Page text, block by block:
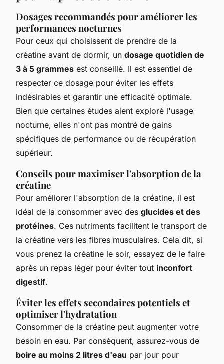
Dosages recommandés pour améliorer les
performances nocturnes
Pour ceux qui choisissent de prendre de la
créatine avant de dormir, un dosage quotidien de
3 à 5 grammes est conseillé. Il est essentiel de
respecter ce dosage pour éviter les effets
indésirables et garantir une efficacité optimale.
Bien que certaines études aient exploré l'usage
nocturne, elles n'ont pas montré de gains
spécifiques de performance ou de récupération
supérieur.
Conseils pour maximiser l'absorption de la
créatine
Pour améliorer l'absorption de la créatine, il est
idéal de la consommer avec des glucides et des
protéines. Ces nutriments facilitent le transport de
la créatine vers les fibres musculaires. Cela dit, si
vous prenez la créatine le soir, essayez de le faire
après un repas léger pour éviter tout inconfort
digestif.
Éviter les effets secondaires potentiels et
optimiser l'hydratation
Consommer de la créatine peut augmenter votre
besoin en eau. Par conséquent, assurez-vous de
boire au moins 2 litres d'eau par jour pour